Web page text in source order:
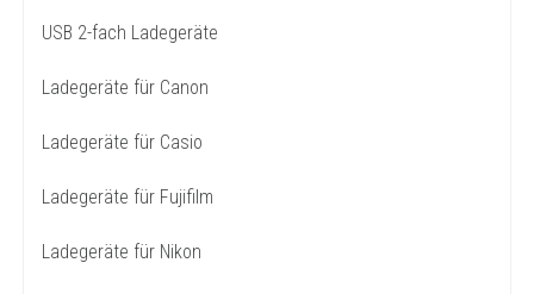
USB 2-fach Ladegeräte
Ladegeräte für Canon
Ladegeräte für Casio
Ladegeräte für Fujifilm
Ladegeräte für Nikon